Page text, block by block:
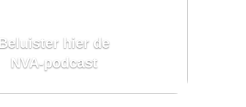
Beluister hier de
NVA-podcast